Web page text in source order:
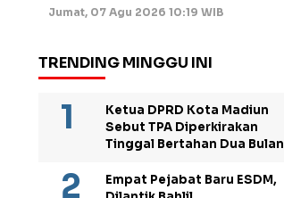
Jumat, 07 Agu 2026 10:19 WIB
TRENDING MINGGU INI
Ketua DPRD Kota Madiun
Sebut TPA Diperkirakan
Tinggal Bertahan Dua Bulan
Empat Pejabat Baru ESDM,